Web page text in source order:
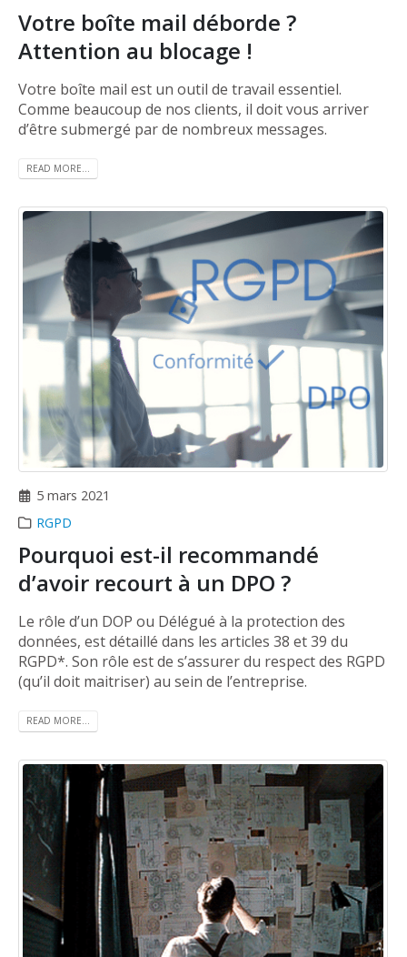
Votre boîte mail déborde ?
Attention au blocage !
Votre boîte mail est un outil de travail essentiel.
Comme beaucoup de nos clients, il doit vous arriver
d’être submergé par de nombreux messages.
READ MORE...
5 mars 2021
RGPD
Pourquoi est-il recommandé
d’avoir recourt à un DPO ?
Le rôle d’un DOP ou Délégué à la protection des
données, est détaillé dans les articles 38 et 39 du
RGPD*. Son rôle est de s’assurer du respect des RGPD
(qu’il doit maitriser) au sein de l’entreprise.
READ MORE...